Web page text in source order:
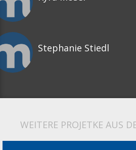
Stephanie Stiedl
WEITERE PROJETKE AUS